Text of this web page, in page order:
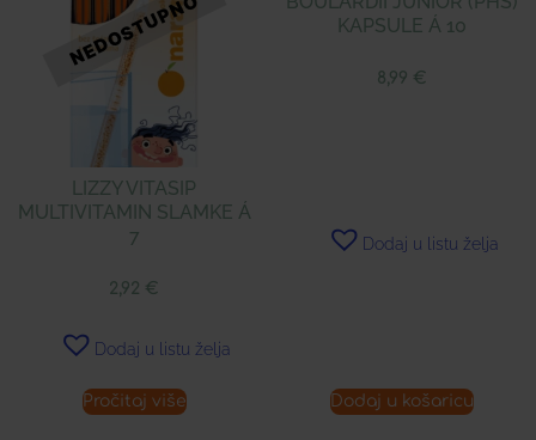
LIZZY VITASIP
MULTIVITAMIN SLAMKE Á
7
2,92 €
Dodaj u listu želja
Pročitaj više
KAPSULE Á 10
8,99 €
Dodaj u listu želja
Dodaj u košaricu